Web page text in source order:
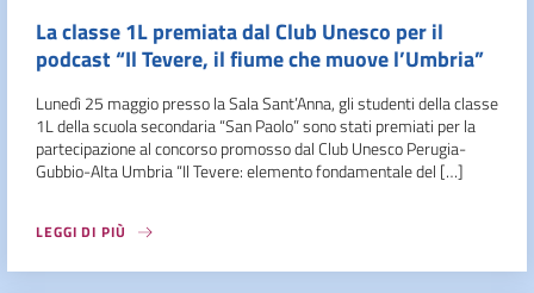
La classe 1L premiata dal Club Unesco per il
podcast “Il Tevere, il fiume che muove l’Umbria”
Lunedì 25 maggio presso la Sala Sant’Anna, gli studenti della classe
1L della scuola secondaria “San Paolo” sono stati premiati per la
partecipazione al concorso promosso dal Club Unesco Perugia-
Gubbio-Alta Umbria “Il Tevere: elemento fondamentale del […]
LEGGI DI PIÙ